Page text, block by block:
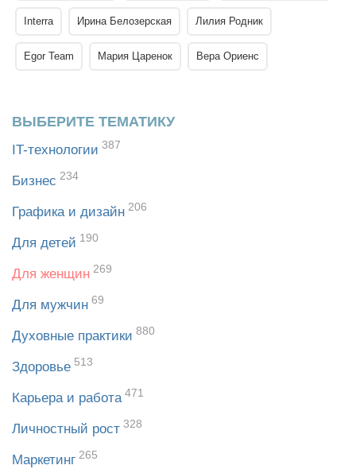
Interra Ирина Белозерская Лилия Родник
Egor Team Мария Царенок Вера Ориенс
ВЫБЕРИТЕ ТЕМАТИКУ
IT-технологии 387
Бизнес 234
Графика и дизайн 206
Для детей 190
Для женщин 269
Для мужчин 69
Духовные практики 880
Здоровье 513
Карьера и работа 471
Личностный рост 328
Маркетинг 265